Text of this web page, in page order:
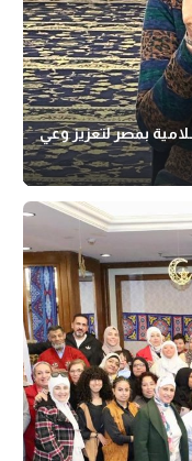
بمصر لتعزيز وعي